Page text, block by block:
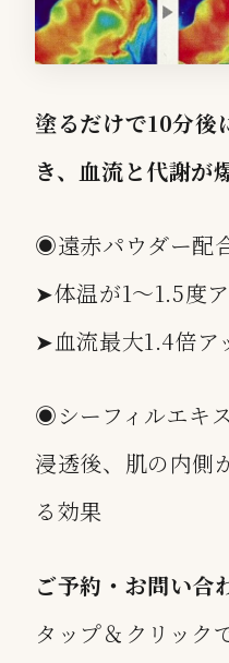
塗るだけで10分後
き、血流と代謝が
◉遠赤パウダー配
➤体温が1〜1.5度
➤血流最大1.4倍ア
◉シーフィルエキ
浸透後、肌の内側
る効果
ご予約・お問い合
タップ＆クリック